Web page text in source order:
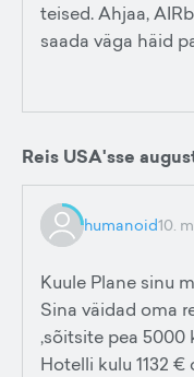
teised. Ahjaa,
saada väga häid
Reis USA'sse
humanoid10.
Kuule Plane sinu
Sina väidad oma
,sõitsite pea 5000
Hotelli kulu 1132